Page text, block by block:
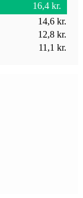
16,4 kr.
14,6 kr.
12,8 kr.
11,1 kr.